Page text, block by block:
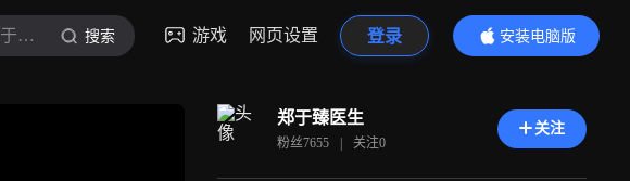
郑于臻医生 搜索 游戏 网页设置 登录
安装电脑版
内容更精彩
郑于臻医生
粉丝7655 | 关注0
关注